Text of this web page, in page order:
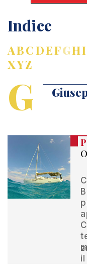
Indice
ABCDEFGHI
XYZ
G
il